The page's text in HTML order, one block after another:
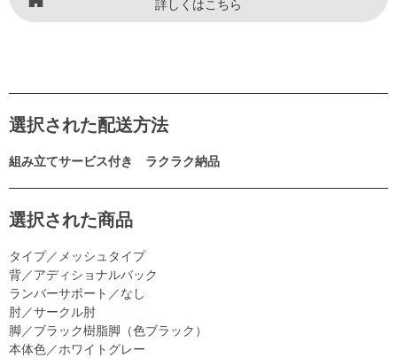
詳しくはこちら
選択された配送方法
組み立てサービス付き ラクラク納品
選択された商品
タイプ／メッシュタイプ
背／アディショナルバック
ランバーサポート／なし
肘／サークル肘
脚／ブラック樹脂脚（色ブラック）
本体色／ホワイトグレー